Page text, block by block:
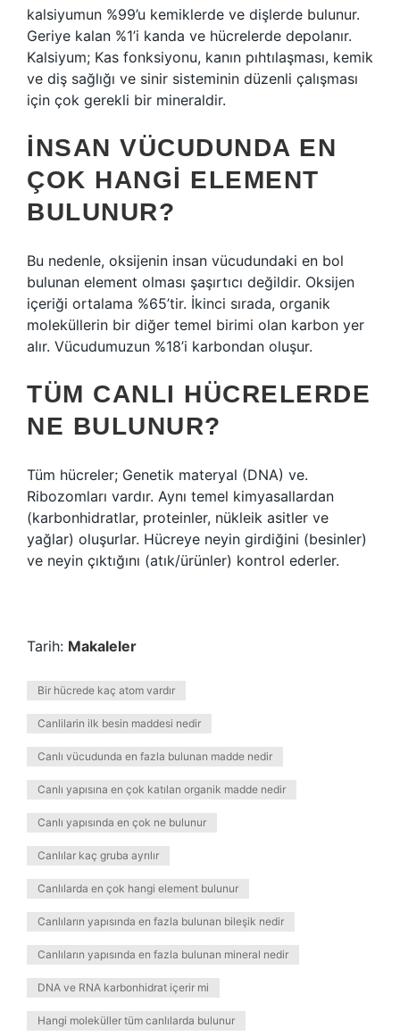
kalsiyumun %99’u kemiklerde ve dişlerde bulunur.
Geriye kalan %1’i kanda ve hücrelerde depolanır.
Kalsiyum; Kas fonksiyonu, kanın pıhtılaşması, kemik
ve diş sağlığı ve sinir sisteminin düzenli çalışması
için çok gerekli bir mineraldir.
İNSAN VÜCUDUNDA EN
ÇOK HANGI ELEMENT
BULUNUR?
Bu nedenle, oksijenin insan vücudundaki en bol
bulunan element olması şaşırtıcı değildir. Oksijen
içeriği ortalama %65’tir. İkinci sırada, organik
moleküllerin bir diğer temel birimi olan karbon yer
alır. Vücudumuzun %18’i karbondan oluşur.
TÜM CANLI HÜCRELERDE
NE BULUNUR?
Tüm hücreler; Genetik materyal (DNA) ve.
Ribozomları vardır. Aynı temel kimyasallardan
(karbonhidratlar, proteinler, nükleik asitler ve
yağlar) oluşurlar. Hücreye neyin girdiğini (besinler)
ve neyin çıktığını (atık/ürünler) kontrol ederler.
Tarih: Makaleler
Bir hücrede kaç atom vardır
Canlilarin ilk besin maddesi nedir
Canlı vücudunda en fazla bulunan madde nedir
Canlı yapısına en çok katılan organik madde nedir
Canlı yapısında en çok ne bulunur
Canlılar kaç gruba ayrılır
Canlılarda en çok hangi element bulunur
Canlıların yapısında en fazla bulunan bileşik nedir
Canlıların yapısında en fazla bulunan mineral nedir
DNA ve RNA karbonhidrat içerir mi
Hangi moleküller tüm canlılarda bulunur